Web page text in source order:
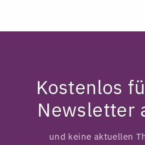
Kostenlos
Newsletter
und keine aktuellen